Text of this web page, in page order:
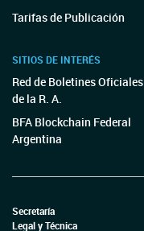
Tarifas de Publicación
SITIOS DE INTERÉS
Red de Boletines Oficiales
de la R. A.
BFA Blockchain Federal
Argentina
Secretaría
Legal y Técnica